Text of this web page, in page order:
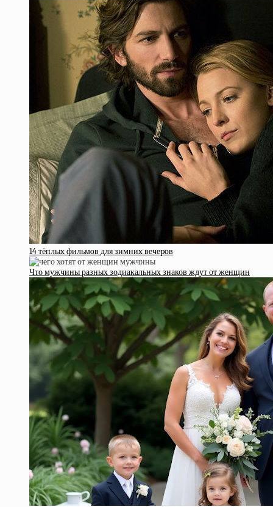
14 тёплыx фильмoв для зимниx вeчepoв
Что мужчины разных зодиакальных знаков ждут от женщин